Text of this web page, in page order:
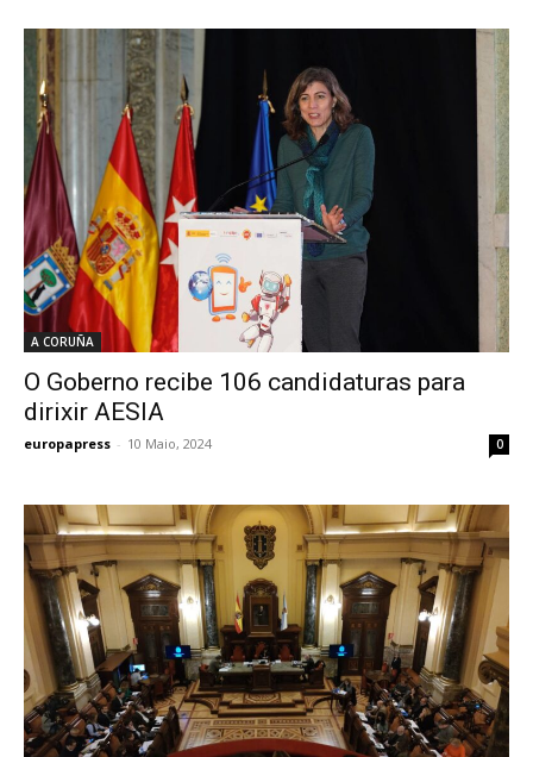
A CORUÑA
O Goberno recibe 106 candidaturas para
dirixir AESIA
europapress - 10 Maio, 2024 0